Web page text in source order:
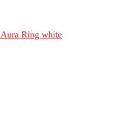
Ring white